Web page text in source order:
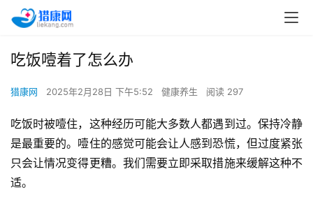
吃饭噎着了怎么办
猎康网 2025年2月28日 下午5:52 健康养生 阅读 297
吃饭时被噎住，这种经历可能大多数人都遇到过。保持冷静
是最重要的。噎住的感觉可能会让人感到恐慌，但过度紧张
只会让情况变得更糟。我们需要立即采取措施来缓解这种不
适。